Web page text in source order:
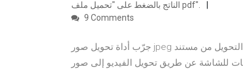
الناتج بالضغط على "تحميل ملف pdf".
9 Comments
جرّب أداة تحويل صور jpeg المجانية أونلاين. حيث يمكنك التحويل من مستند pdf إلى jpg أو تحويل صورة إلى jpg أو أخذ